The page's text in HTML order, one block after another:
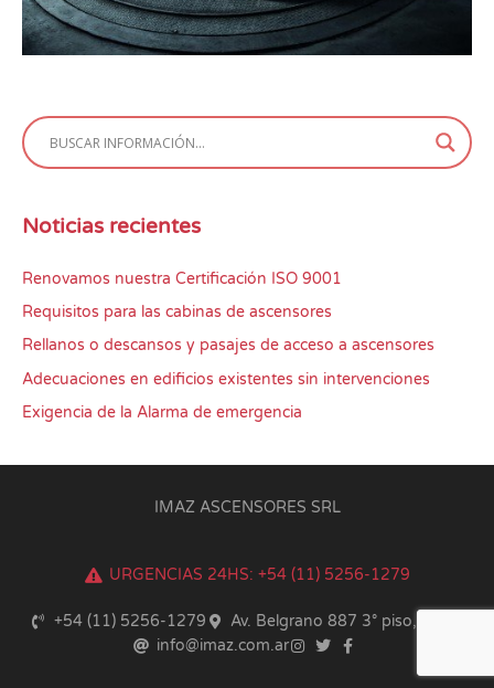
Noticias recientes
Renovamos nuestra Certificación ISO 9001
Requisitos para las cabinas de ascensores
Rellanos o descansos y pasajes de acceso a ascensores
Adecuaciones en edificios existentes sin intervenciones
Exigencia de la Alarma de emergencia
IMAZ ASCENSORES SRL
URGENCIAS 24HS: +54 (11) 5256-1279
+54 (11) 5256-1279
Av. Belgrano 887 3° piso, CABA
info@imaz.com.ar